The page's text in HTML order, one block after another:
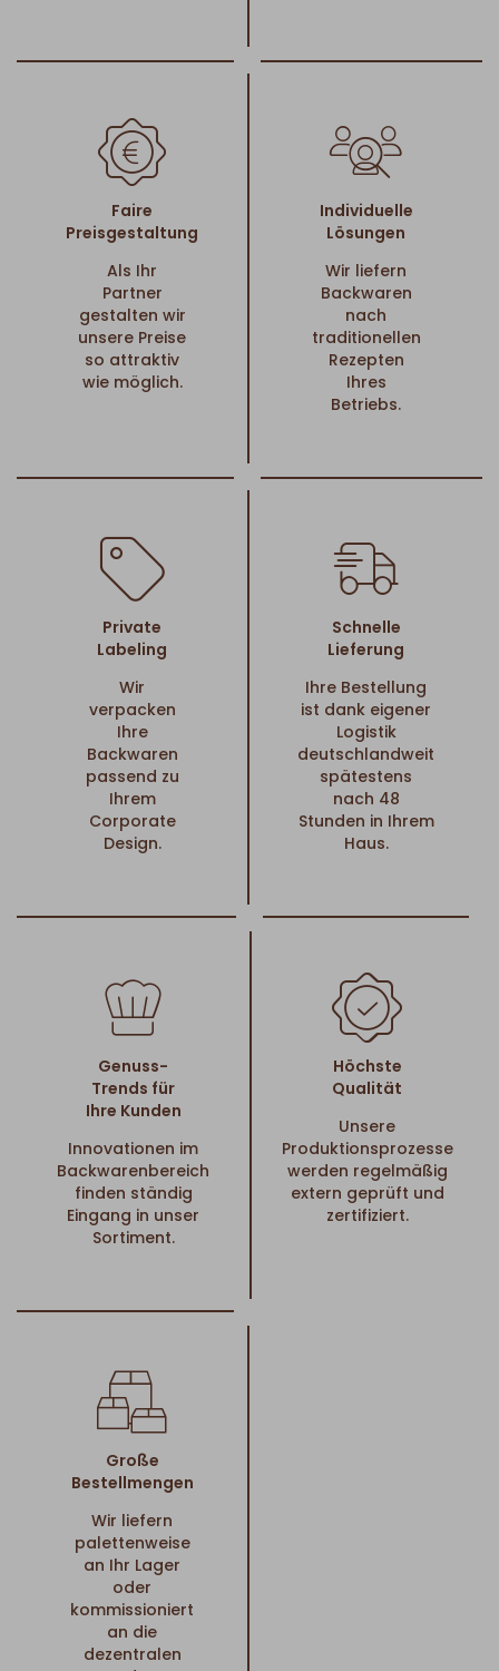
Faire
Preisgestaltung
Als Ihr
Partner
gestalten wir
unsere Preise
so attraktiv
wie möglich.
Individuelle
Lösungen
Wir liefern
Backwaren
nach
traditionellen
Rezepten
Ihres
Betriebs.
Private
Labeling
Wir
verpacken
Ihre
Backwaren
passend zu
Ihrem
Corporate
Design.
Schnelle
Lieferung
Ihre Bestellung
ist dank eigener
Logistik
deutschlandweit
spätestens
nach 48
Stunden in Ihrem
Haus.
Genuss-
Trends für
Ihre Kunden
Innovationen im
Backwarenbereich
finden ständig
Eingang in unser
Sortiment.
Höchste
Qualität
Unsere
Produktionsprozesse
werden regelmäßig
extern geprüft und
zertifiziert.
Große
Bestellmengen
Wir liefern
palettenweise
an Ihr Lager
oder
kommissioniert
an die
dezentralen